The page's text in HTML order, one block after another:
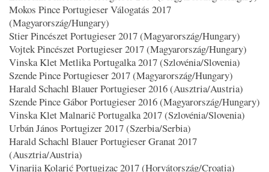
Mokos Pince Portugieser Válogatás 2017
(Magyarország/Hungary)
Stier Pincészet Portugieser 2017 (Magyarország/Hungary)
Vojtek Pincészet Portugieser 2017 (Magyarország/Hungary)
Vinska Klet Metlika Portugalka 2017 (Szlovénia/Slovenia)
Szende Pince Portugieser 2017 (Magyarország/Hungary)
Harald Schachl Blauer Portugieser 2016 (Ausztria/Austria)
Szende Pince Gábor Portugieser 2016 (Magyarország/Hungary)
Vinska Klet Malnarič Portugalka 2017 (Szlovénia/Slovenia)
Urbán János Portugizer 2017 (Szerbia/Serbia)
Harald Schachl Blauer Portugieser Granat 2017
(Ausztria/Austria)
Vinarija Kolarić Portugizac 2017 (Horvátország/Croatia)